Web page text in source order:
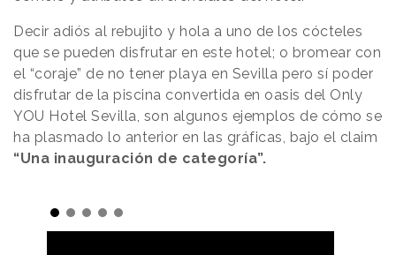
Decir adiós al rebujito y hola a uno de los cócteles
que se pueden disfrutar en este hotel; o bromear con
el “coraje” de no tener playa en Sevilla pero sí poder
disfrutar de la piscina convertida en oasis del Only
YOU Hotel Sevilla, son algunos ejemplos de cómo se
ha plasmado lo anterior en las gráficas, bajo el claim
“Una inauguración de categoría”.